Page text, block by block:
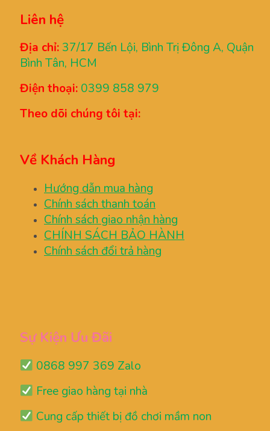
Liên hệ
Địa chỉ: 37/17 Bến Lội, Bình Trị Đông A, Quận
Bình Tân, HCM
Điện thoại: 0399 858 979
Theo dõi chúng tôi tại:
Về Khách Hàng
Hướng dẫn mua hàng
Chính sách thanh toán
Chính sách giao nhận hàng
CHÍNH SÁCH BẢO HÀNH
Chính sách đổi trả hàng
Sự Kiện Ưu Đãi
0868 997 369 Zalo
Free giao hàng tại nhà
Cung cấp thiết bị đồ chơi mầm non